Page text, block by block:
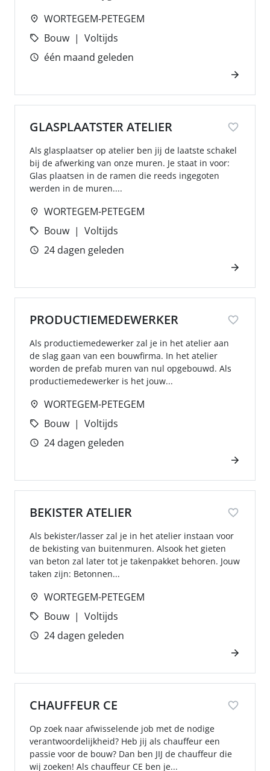
WORTEGEM-PETEGEM
Bouw
Voltijds
één maand geleden
GLASPLAATSTER ATELIER
Als glasplaatser op atelier ben jij de laatste schakel
bij de afwerking van onze muren. Je staat in voor:
Glas plaatsen in de ramen die reeds ingegoten
werden in de muren....
WORTEGEM-PETEGEM
Bouw
Voltijds
24 dagen geleden
PRODUCTIEMEDEWERKER
Als productiemedewerker zal je in het atelier aan
de slag gaan van een bouwfirma. In het atelier
worden de prefab muren van nul opgebouwd. Als
productiemedewerker is het jouw...
WORTEGEM-PETEGEM
Bouw
Voltijds
24 dagen geleden
BEKISTER ATELIER
Als bekister/lasser zal je in het atelier instaan voor
de bekisting van buitenmuren. Alsook het gieten
van beton zal later tot je takenpakket behoren. Jouw
taken zijn: Betonnen...
WORTEGEM-PETEGEM
Bouw
Voltijds
24 dagen geleden
CHAUFFEUR CE
Op zoek naar afwisselende job met de nodige
verantwoordelijkheid? Heb jij als chauffeur een
passie voor de bouw? Dan ben JIJ de chauffeur die
wij zoeken! Als chauffeur CE ben je...